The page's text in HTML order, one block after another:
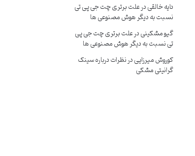
دایه خالقیدرعلت برتری چت جی پی تی
نسبت به دیگر هوش مصنوعی ها
گیو مشکینیدرعلت برتری چت جی پی
تی نسبت به دیگر هوش مصنوعی ها
کوروش میرزاییدرنظرات درباره سینک
گرانیتی مشکی